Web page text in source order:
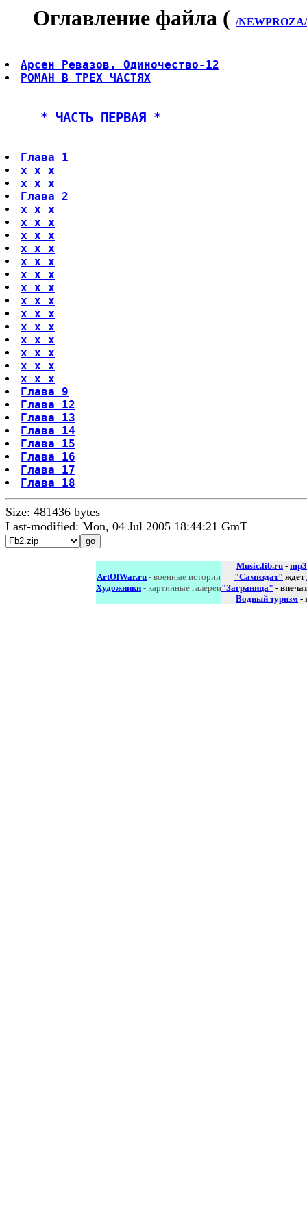
Оглавление файла ( /
Арсен Ревазов. Одиночество-12
РОМАН В ТРЕХ ЧАСТЯХ
* ЧАСТЬ ПЕРВАЯ *
Глава 1
х х х
х х х
Глава 2
х х х
х х х
х х х
х х х
х х х
х х х
х х х
х х х
х х х
х х х
х х х
х х х
х х х
х х х
Глава 9
Глава 12
Глава 13
Глава 14
Глава 15
Глава 16
Глава 17
Глава 18
Size: 481436 bytes
Last-modified: Mon, 04 Jul 2005 18:44:21 GmT
ArtOfWar.ru - военные истории
Художники - картинные галереи
Music.lib.ru - mp3
"Самиздат" ждет
"Заграница" -
Водный туризм -